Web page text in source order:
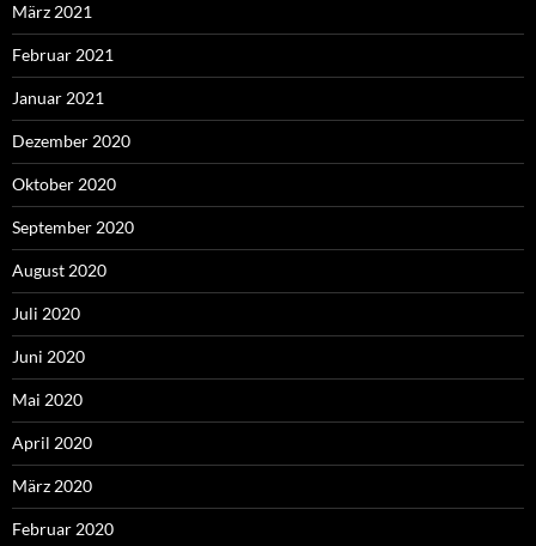
März 2021
Februar 2021
Januar 2021
Dezember 2020
Oktober 2020
September 2020
August 2020
Juli 2020
Juni 2020
Mai 2020
April 2020
März 2020
Februar 2020